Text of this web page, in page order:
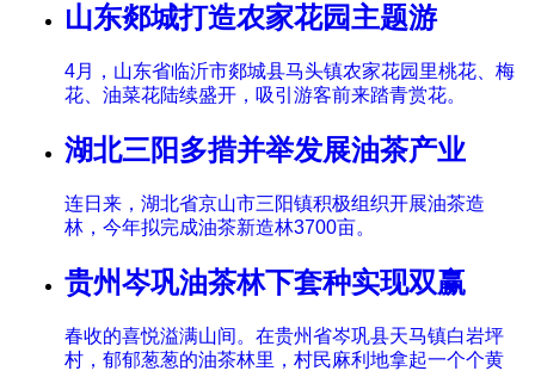
山东郯城打造农家花园主题游
4月，山东省临沂市郯城县马头镇农家花园里桃花、梅
花、油菜花陆续盛开，吸引游客前来踏青赏花。
湖北三阳多措并举发展油茶产业
连日来，湖北省京山市三阳镇积极组织开展油茶造
林，今年拟完成油茶新造林3700亩。
贵州岑巩油茶林下套种实现双赢
春收的喜悦溢满山间。在贵州省岑巩县天马镇白岩坪
村，郁郁葱葱的油茶林里，村民麻利地拿起一个个黄